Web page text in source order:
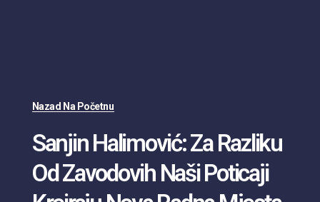
Nazad Na Početnu
Sanjin Halimović: Za Razliku
Od Zavodovih Naši Poticaji